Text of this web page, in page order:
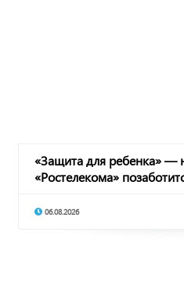
«Защита для ребенка» —
«Ростелекома»
06.08.2026